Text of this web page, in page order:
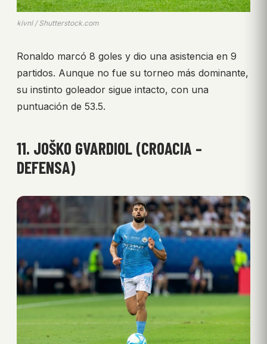
kivnl / Shutterstock.com
Ronaldo marcó 8 goles y dio una asistencia en 9
partidos. Aunque no fue su torneo más dominante,
su instinto goleador sigue intacto, con una
puntuación de 53.5.
11. JOŠKO GVARDIOL (CROACIA –
DEFENSA)